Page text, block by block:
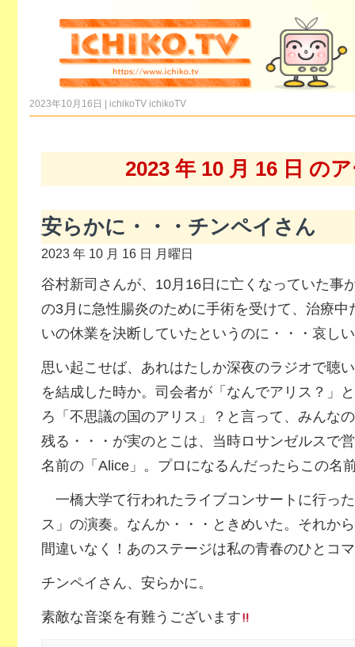
2023年10月16日 | ichikoTV ichikoTV
2023 年 10 月 16 日 の
安らかに・・・チンペイさん
2023 年 10 月 16 日 月曜日
谷村新司さんが、10月16日に亡くなっていた事
の3月に急性腸炎のために手術を受けて、治療
いの休業を決断していたというのに・・・哀し
思い起こせば、あれはたしか深夜のラジオで聴
を結成した時か。司会者が「なんでアリス？」
ろ「不思議の国のアリス」？と言って、みんな
残る・・・が実のとこは、当時ロサンゼルスで
名前の「Alice」。プロになるんだったらこの名
一橋大学て行われたライブコンサートに行っ
ス」の演奏。なんか・・・ときめいた。それか
間違いなく！あのステージは私の青春のひとコ
チンペイさん、安らかに。
素敵な音楽を有難うございます